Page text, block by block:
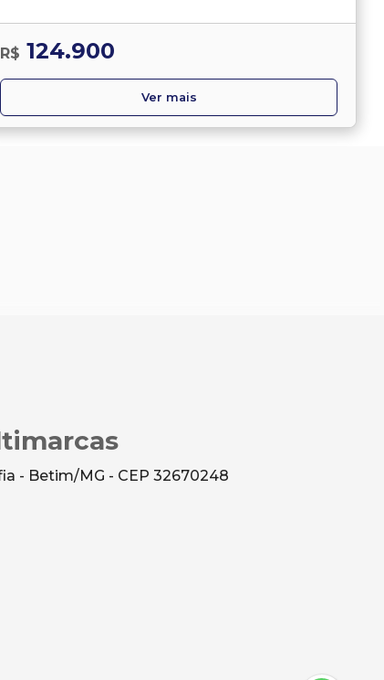
R$ 124.900
Ver mais
- Betim/MG - CEP 32670248